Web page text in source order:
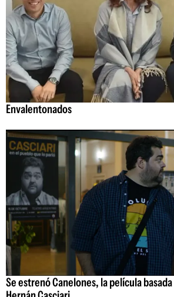
Envalentonados
Se estrenó Canelones, la película